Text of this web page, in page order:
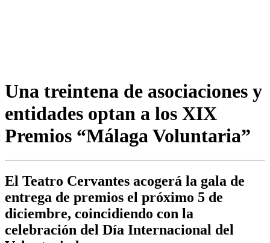
Una treintena de asociaciones y
entidades optan a los XIX
Premios “Málaga Voluntaria”
El Teatro Cervantes acogerá la gala de
entrega de premios el próximo 5 de
diciembre, coincidiendo con la
celebración del Día Internacional del